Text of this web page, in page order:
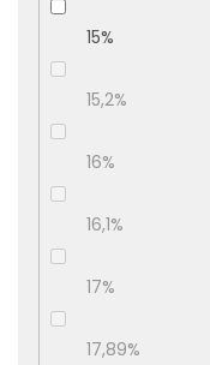
15%
15,2%
16%
16,1%
17%
17,89%